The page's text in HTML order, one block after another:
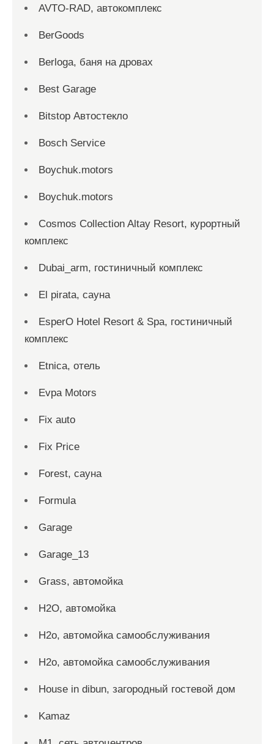
AVTO-RAD, автокомплекс
BerGoods
Berloga, баня на дровах
Best Garage
Bitstop Автостекло
Bosch Service
Boychuk.motors
Boychuk.motors
Cosmos Collection Altay Resort, курортный
комплекс
Dubai_arm, гостиничный комплекс
El pirata, сауна
EsperO Hotel Resort & Spa, гостиничный
комплекс
Etnica, отель
Evpa Motors
Fix auto
Fix Price
Forest, сауна
Formula
Garage
Garage_13
Grass, автомойка
H2O, автомойка
H2o, автомойка самообслуживания
H2o, автомойка самообслуживания
House in dibun, загородный гостевой дом
Kamaz